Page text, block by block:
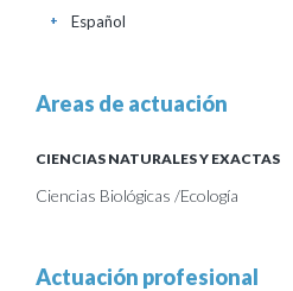
Español
+
Areas de actuación
CIENCIAS NATURALES Y EXACTAS
Ciencias Biológicas /Ecología
Actuación profesional